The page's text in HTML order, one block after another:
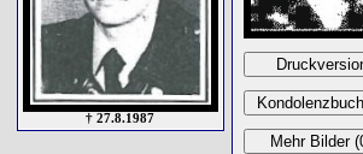
† 27.8.1987